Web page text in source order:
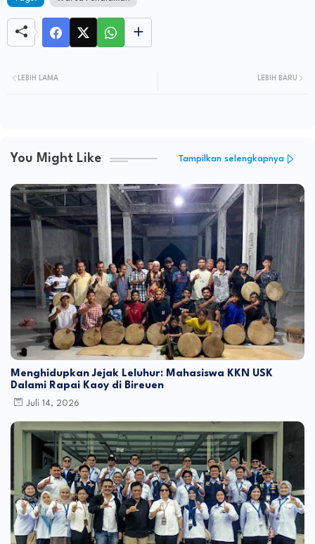
LEBIH BARU
LEBIH LAMA
You Might Like Tampilkan selengkapnya
Menghidupkan Jejak Leluhur: Mahasiswa KKN USK
Dalami Rapai Kaoy di Bireuen
Juli 14, 2026